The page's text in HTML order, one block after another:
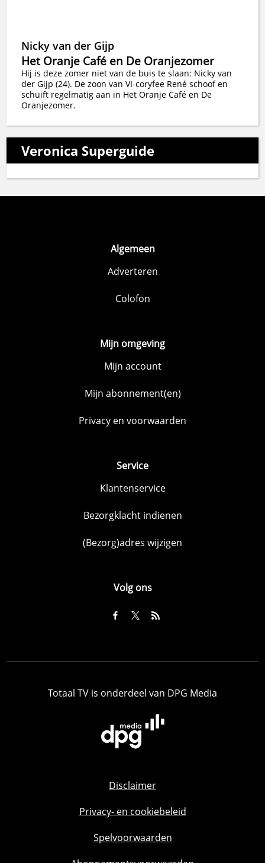
Nicky van der Gijp
Het Oranje Café en De Oranjezomer
Hij is deze zomer niet van de buis te slaan: Nicky van
der Gijp (24). De zoon van VI-coryfee René schoof en
schuift regelmatig aan in Het Oranje Café en De
Oranjezomer.
Veronica Superguide
Algemeen
Adverteren
Colofon
Mijn omgeving
Mijn account
Mijn abonnement(en)
Privacy en voorwaarden
Service
Klantenservice
Bezorgklacht indienen
(Bezorg)adres wijzigen
Volg ons
Totaal TV is onderdeel van DPG Media
Disclaimer
Privacy- en cookiebeleid
Spelvoorwaarden